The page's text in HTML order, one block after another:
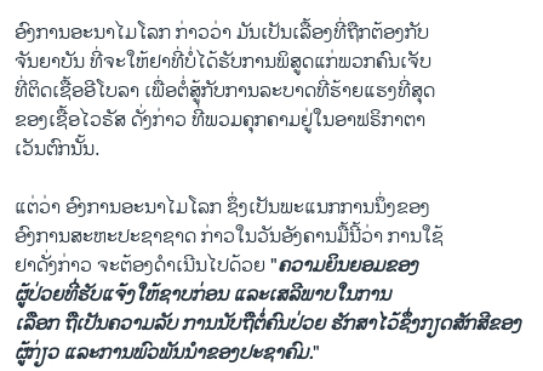
ລາຍການກະຈາຍສຽງ
ລາຍງານ
ຕິດຕາມພວກເຮົາ ທີ່
ພາສາຕ່າງໆ
ອົງການ​ອະນາ​ໄມໂລກ ກ່າວ​ວ່າ ມັນເປັນເລື້ອງທີ່​ຖືກຕ້ອງ​ກັບ​
ຈັນຍາບັນ​ ທີ່​ຈະ​ໃຫ້ຢາທີ່ບໍ່​ໄດ້​ຮັບ​ການພິສູດ​ແກ່ພວກ​ຄົນ​ເຈັບ​
ທີ່​ຕິດ​ເຊື້ອ​ອີ​ໂບລາ ​ເພື່ອ​ຕໍ່ສູ້​ກັບ​ການລະບາດທີ່​ຮ້າຍ​ແຮງ​ທີ່​ສຸດ
ຂອງ​ເຊື້ອໄວຣັສ ດັ່ງກ່າວ ທີ່​ພວມ​ຄຸກ​ຄາມ​ຢູ່​ໃນ​ອາ​ຟຣິກາ​ຕາ
​ເວັນ​ຕົກ​ນັ້ນ.
​ແຕ່​ວ່າ ອົງການອະນາໄມໂລກ ຊຶ່ງເປັນພະແນກການນຶ່ງຂອງ
ອົງການ​ສະຫະ​ປະຊາ​ຊາດ​ ກ່າວ​ໃນ​ວັນ​ອັງຄານ​ມື້​ນີ້ວ່າ ການ​ໃຊ້
​ຢາ​ດັ່ງກ່າວ ຈະ​ຕ້ອງ​ດຳ​ເນີນ​ໄປ​ດ້ວຍ "ຄວາມ​ຍິນ​ຍອມຂອງ​
ຜູ້​ປ່ວຍ​ທີ່​ຮັບ​ແຈ້ງ​ໃຫ້​ຊາບ​ກ່ອນ ແລະເສລີພາບ​ໃນ​ການ​
ເລືອກ ຖື​ເປັນຄວາມ​ລັບ ການ​ນັບຖື​ຕໍ່ຄົນປ່ວຍ ຮັກສາ​ໄວ້​ຊຶ່ງກຽດສັກສີຂອງ​
ຜູ້ກ່ຽວ ​ແລະ​ການ​ພົວພັນ​ນຳຂອງ​ປະຊາ​ຄົມ."